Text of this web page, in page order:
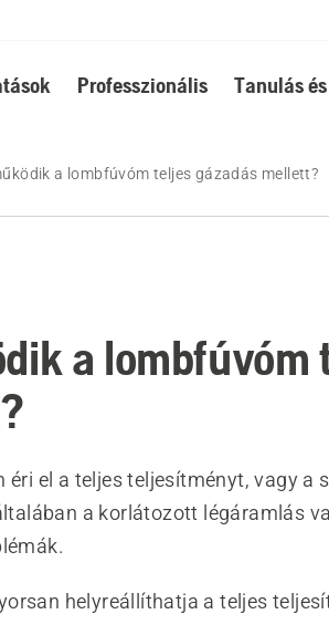
Professzionális Tanulás
a lombfúvóm teljes gázadás mellett?
a lombfúvóm
el a teljes teljesítményt, vagy a
a korlátozott légáramlás
helyreállíthatja a teljes